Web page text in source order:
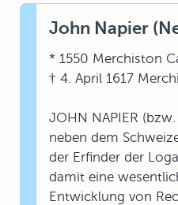
John Napier
* 1550 Merchiston
† 4. April 1617
JOHN NAPIER
neben dem
der Erfinder der
damit eine
Entwicklung von